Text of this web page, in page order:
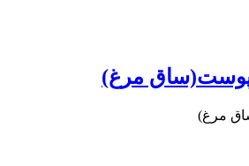
پوست(ساق مرغ)
مرغ)